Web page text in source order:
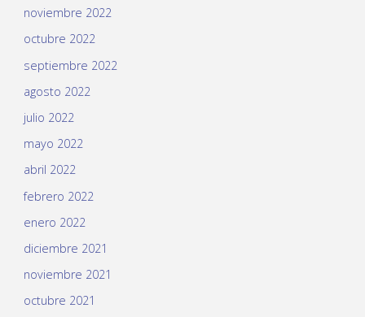
noviembre 2022
octubre 2022
septiembre 2022
agosto 2022
julio 2022
mayo 2022
abril 2022
febrero 2022
enero 2022
diciembre 2021
noviembre 2021
octubre 2021